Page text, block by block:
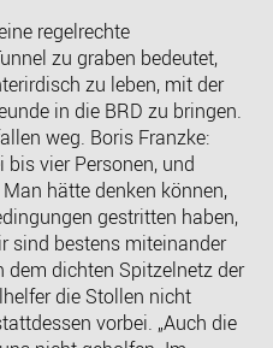
regelrechte
zu graben bedeutet,
zu leben, mit der
in die BRD zu bringen.
weg. Boris Franzke:
bis vier Personen, und
hätte denken können,
gestritten haben,
sind bestens miteinander
dem dichten Spitzelnetz der
die Stollen nicht
vorbei. „Auch die